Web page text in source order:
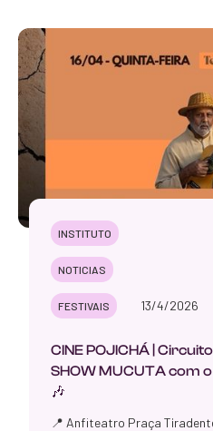
INSTITUTO
NOTICIAS
FESTIVAIS 13/4/2026
CINE POJICHÁ |
SHOW MUCUTA com
🎶
📍 Anfiteatro Praça